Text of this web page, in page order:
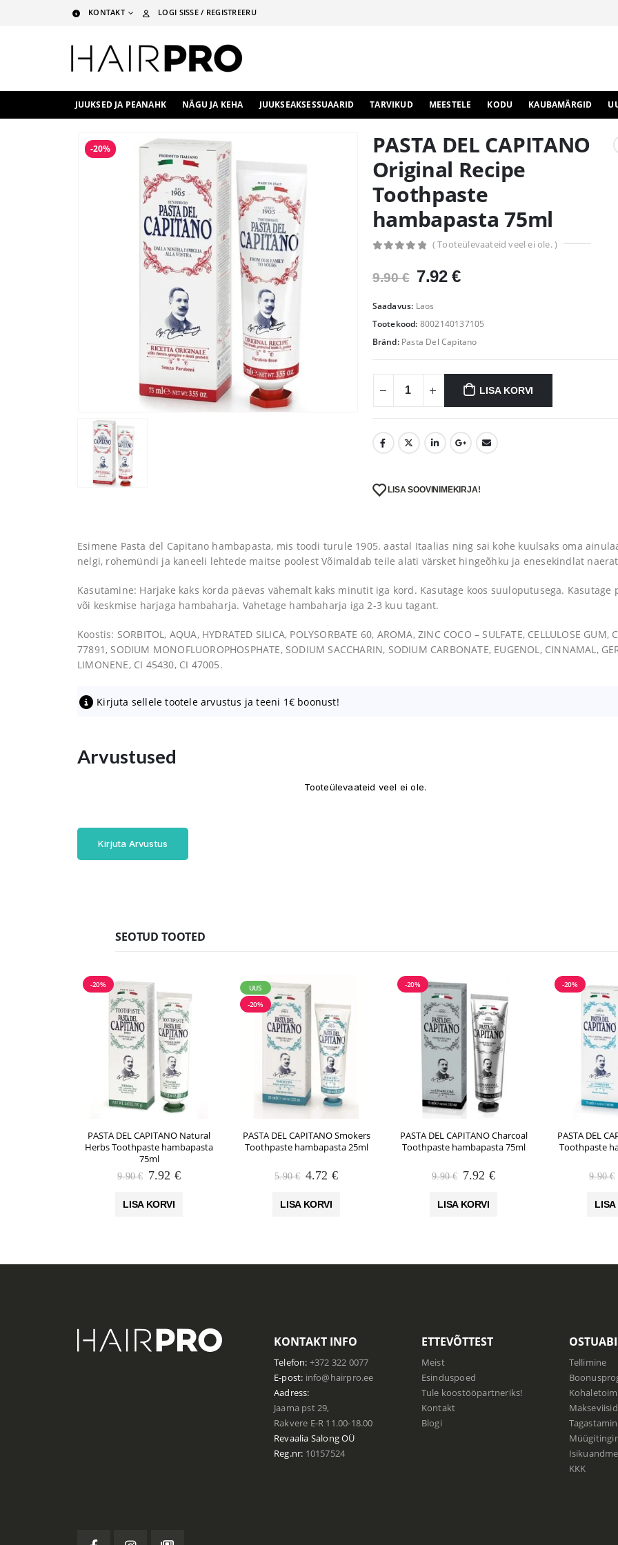
KONTAKT LOGI SISSE / REGISTREERU
JUUKSED JA PEANAHK NÄGU JA KEHA JUUKSEAKSESSUAARID TARVIKUD MEESTELE KODU KAUBAMÄRGID
-20%
PASTA DEL CAPITANO
Original Recipe
Toothpaste
hambapasta 75ml
( Tooteülevaateid veel ei ole. )
9.90€ Algne
oli:
9.90 €.
7.92 €Praegune
7.92 €.
Saadavus: Laos
Tootekood: 8002140137105
Bränd: Pasta Del Capitano
LISA KORVI
LISA SOOVINIMEKIRJA!
Esimene Pasta del Capitano hambapasta, mis toodi turule 1905. aastal Itaalias ning sai kohe kuulsaks oma
nelgi, rohemündi ja kaneeli lehtede maitse poolest Võimaldab teile alati värsket hingeõhku ja enesekindlat
Kasutamine: Harjake kaks korda päevas vähemalt kaks minutit iga kord. Kasutage koos suuloputusega. Kasutage
või keskmise harjaga hambaharja. Vahetage hambaharja iga 2-3 kuu tagant.
Koostis: SORBITOL, AQUA, HYDRATED SILICA, POLYSORBATE 60, AROMA, ZINC COCO – SULFATE, CELLULOSE GUM,
77891, SODIUM MONOFLUOROPHOSPHATE, SODIUM SACCHARIN, SODIUM CARBONATE, EUGENOL, CINNAMAL,
LIMONENE, CI 45430, CI 47005.
Kirjuta sellele tootele arvustus ja teeni 1€ boonust!
Arvustused
Tooteülevaateid veel ei ole.
Kirjuta Arvustus
SEOTUD TOOTED
-20%
PASTA DEL CAPITANO Natural
Herbs Toothpaste hambapasta
75ml
9.90€ Algne
oli:
9.90 €.
7.92 €Praegune
LISA KORVI
UUS
-20%
PASTA DEL CAPITANO Smokers
Toothpaste hambapasta 25ml
5.90€ Algne
oli:
5.90 €.
4.72 €Praegune
LISA KORVI
-20%
PASTA DEL CAPITANO Charcoal
Toothpaste hambapasta 75ml
9.90€ Algne
oli:
9.90 €.
7.92 €Praegune
LISA KORVI
-20%
PASTA DEL
Toothpaste
9.90€
LISA
KONTAKT INFO
Telefon: +372 322 0077
E-post: info@hairpro.ee
Aadress:
Jaama pst 29,
Rakvere E-R 11.00-18.00
Revaalia SalongOÜ
Reg.nr: 10157524
ETTEVÕTTEST
Meist
Esinduspoed
Tule koostööpartneriks!
Kontakt
Blogi
OSTUABI
Tellimine
Makseviisid
KKK